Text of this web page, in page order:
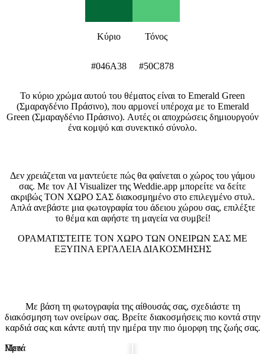
Κύριο
#046A38
Τόνος
#50C878
Το κύριο χρώμα αυτού του θέματος είναι το Emerald Green
(Σμαραγδένιο Πράσινο), που αρμονεί υπέροχα με το Emerald
Green (Σμαραγδένιο Πράσινο). Αυτές οι αποχρώσεις δημιουργούν
ένα κομψό και συνεκτικό σύνολο.
Δεν χρειάζεται να μαντεύετε πώς θα φαίνεται ο χώρος του γάμου
σας. Με τον AI Visualizer της Weddie.app μπορείτε να δείτε
ακριβώς ΤΟΝ ΧΩΡΟ ΣΑΣ διακοσμημένο στο επιλεγμένο στυλ.
Απλά ανεβάστε μια φωτογραφία του άδειου χώρου σας, επιλέξτε
το θέμα και αφήστε τη μαγεία να συμβεί!
ΟΡΑΜΑΤΙΣΤΕΊΤΕ ΤΟΝ ΧΏΡΟ ΤΩΝ ΟΝΕΊΡΩΝ ΣΑΣ ΜΕ
ΈΞΥΠΝΑ ΕΡΓΑΛΕΊΑ ΔΙΑΚΌΣΜΗΣΗΣ
Με βάση τη φωτογραφία της αίθουσάς σας, σχεδιάστε τη
διακόσμηση των ονείρων σας. Βρείτε διακοσμήσεις πιο κοντά στην
καρδιά σας και κάντε αυτή την ημέρα την πιο όμορφη της ζωής σας.
Πριν
Μετά